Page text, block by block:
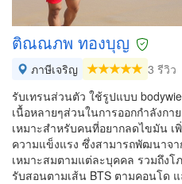
ติณณภพ ทองบุญ
ภาษีเจริญ
3 รีวิว
รับเทรนส่วนตัว ใช้รูปแบบ
เนื้อหลายๆส่วนในการออกกำลังกา
เหมาะสำหรับคนที่อยากลดไขมัน เ
ความแข็งแรง ซึ่งสามารถพัฒนาจ
เหมาะสมตามแต่ละบุคคล รวมถึงโ
รับสอนตามเส้น BTS ตามคอนโด